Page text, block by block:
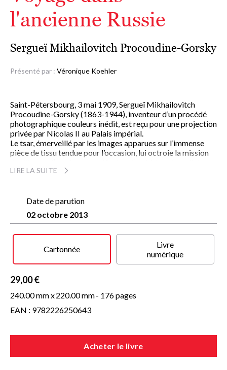
l'ancienne Russie
Sergueï Mikhailovitch Procoudine-Gorsky
Présenté par : Véronique Koehler
Saint-Pétersbourg, 3 mai 1909, Sergueï Mikhailovitch
Procoudine-Gorsky (1863-1944), inventeur d’un procédé
photographique couleurs inédit, est reçu pour une projection
privée par Nicolas II au Palais impérial.
Le tsar, émerveillé par les images apparues sur l’immense
pièce de tissu tendue pour l’occasion, lui octroie la mission
reportage dont il rêvait.
Volga, en passant par le Turkestan et l’Afghanistan. Cet
ouvrage présente 180 de ces photographies, dont seules
deux mille purent être sorties de Russie en 1918. Des
exceptionnelle. Un voyage merveilleux dans les pas de
Procoudine, au cœur Russie éternelle et pourtant
LIRE LA SUITE
Date de parution
02 octobre 2013
Cartonnée
Livre
numérique
29,00 €
240.00 mm x220.00 mm- 176 pages
EAN : 9782226250643
Acheter le livre